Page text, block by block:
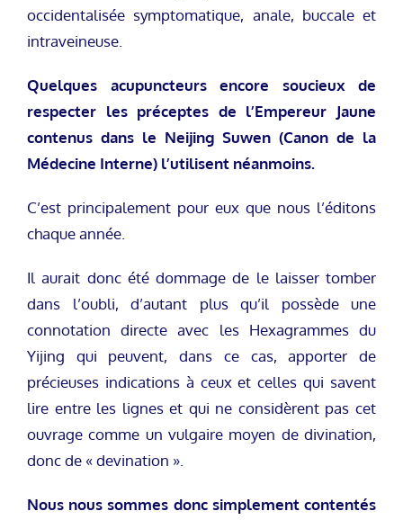
occidentalisée symptomatique, anale, buccale et
intraveineuse.
Quelques acupuncteurs encore soucieux de
respecter les préceptes de l’Empereur Jaune
contenus dans le Neijing Suwen (Canon de la
Médecine Interne) l’utilisent néanmoins.
C’est principalement pour eux que nous l’éditons
chaque année.
Il aurait donc été dommage de le laisser tomber
dans l’oubli, d’autant plus qu’il possède une
connotation directe avec les Hexagrammes du
Yijing qui peuvent, dans ce cas, apporter de
précieuses indications à ceux et celles qui savent
lire entre les lignes et qui ne considèrent pas cet
ouvrage comme un vulgaire moyen de divination,
donc de « devination ».
Nous nous sommes donc simplement contentés